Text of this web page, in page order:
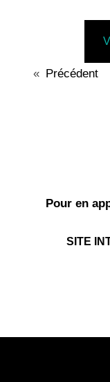
« Précédent
Pour en
SITE
U